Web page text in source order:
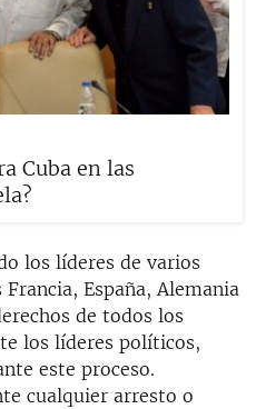
Cuba en las
los líderes de varios
España, Alemania
de todos los
los líderes políticos,
este proceso.
cualquier arresto o